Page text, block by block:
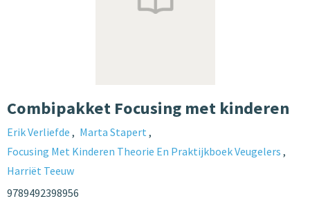
Combipakket Focusing met kinderen
Erik Verliefde
Marta Stapert
Focusing Met Kinderen Theorie En Praktijkboek Veugelers
Harriët Teeuw
9789492398956